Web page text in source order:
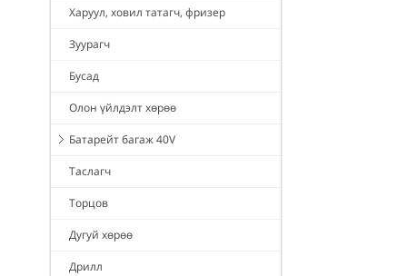
Харуул, ховил татагч, фризер
Зуурагч
Бусад
Олон үйлдэлт хөрөө
Батарейт багаж 40V
Таслагч
Торцов
Дугуй хөрөө
Дрилл